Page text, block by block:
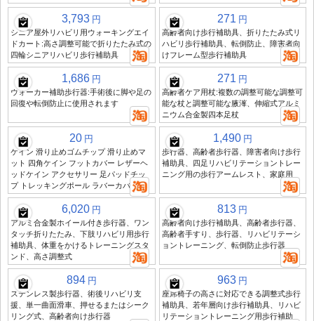
3,793 円
シニア屋外リハビリ用ウォーキングエイ
ドカート:高さ調整可能で折りたたみ式の
四輪シニアリハビリ歩行補助具
271 円
高齢者向け歩行補助具、折りたたみ式リ
ハビリ歩行補助具、転倒防止、障害者向
けフレーム型歩行補助具
1,686 円
ウォーカー補助歩行器:手術後に脚や足の
回復や転倒防止に使用されます
271 円
高齢者ケア用杖:複数の調整可能な調整可
能な杖と調整可能な腋溄、伸縮式アルミ
ニウム合金製四本足杖
20 円
ケイン 滑り止めゴムチップ 滑り止めマ
ット 四角ケイン フットカバー レザーヘ
ッドケイン アクセサリー 足パッドチッ
プ トレッキングポール ラバーカバー
1,490 円
歩行器、高齢者歩行器、障害者向け歩行
補助具、四足リハビリテーショントレー
ニング用の歩行アームレスト、家庭用
6,020 円
アルミ合金製ホイール付き歩行器、ワン
タッチ折りたたみ、下肢リハビリ用歩行
補助具、体重をかけるトレーニングスタ
ンド、高さ調整式
813 円
高齢者向け歩行補助具、高齢者歩行器、
高齢者手すり、歩行器、リハビリテーシ
ョントレーニング、転倒防止歩行器
894 円
ステンレス製歩行器、術後リハビリ支
援、単一曲面滑車、押せるまたはシーク
リング式、高齢者向け歩行器
963 円
座席椅子の高さに対応できる調整式歩行
補助具、若年層向け歩行補助具、リハビ
リテーショントレーニング用歩行補助